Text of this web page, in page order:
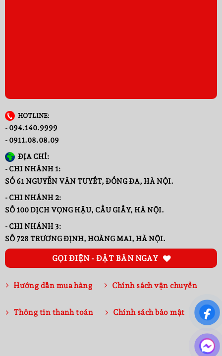
HOTLINE:
- 094.140.9999
- 0911.08.08.09
ĐỊA CHỈ:
- CHI NHÁNH 1:
SỐ 61 NGUYỄN VĂN TUYẾT, ĐỐNG ĐA, HÀ NỘI.
- CHI NHÁNH 2:
SỐ 100 DỊCH VỌNG HẬU, CẦU GIẤY, HÀ NỘI.
- CHI NHÁNH 3:
SỐ 728 TRƯƠNG ĐỊNH, HOÀNG MAI, HÀ NỘI.
GỌI ĐIỆN - ĐẶT BÀN NGAY
Hướng dẫn mua hàng Chính sách vận chuyển
Thông tin thanh toán Chính sách bảo mật